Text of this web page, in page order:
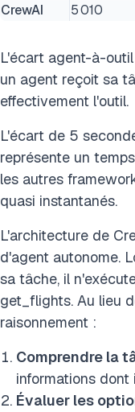
CrewAI
5 010
L'écart agent-à-
un agent reçoit sa
effectivement l'outil.
L'écart de 5
représente un
les autres
quasi instantanés.
L'architecture de
d'agent autonome.
sa tâche, il
get_flights. Au lieu
raisonnement :
Comprendre la
informations
Évaluer les